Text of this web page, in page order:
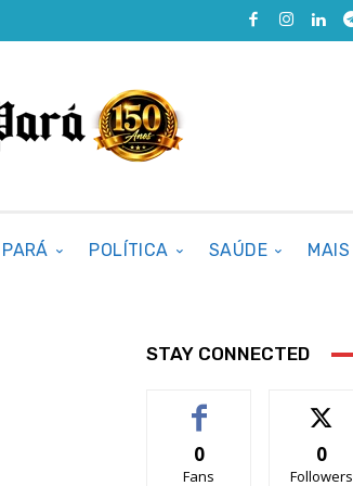
PARÁ POLÍTICA SAÚDE MAIS
STAY CONNECTED
0
Fans
0
Followers